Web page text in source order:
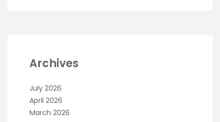
Archives
July 2026
April 2026
March 2026